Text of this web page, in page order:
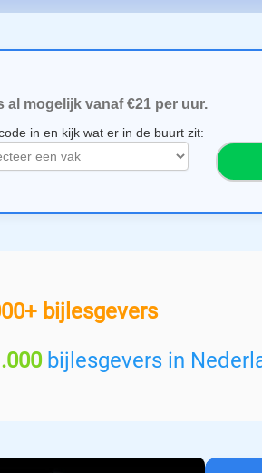
al mogelijk vanaf €21 per uur.
in en kijk wat er in de buurt zit:
bijlesgevers
bijlesgevers in